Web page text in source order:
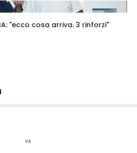
"ecco cosa arriva. 3 rinforzi"
vs